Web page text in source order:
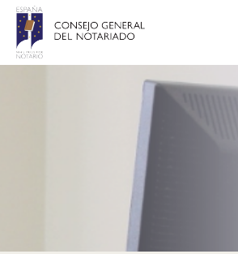
Pular para o Conteúdo principal